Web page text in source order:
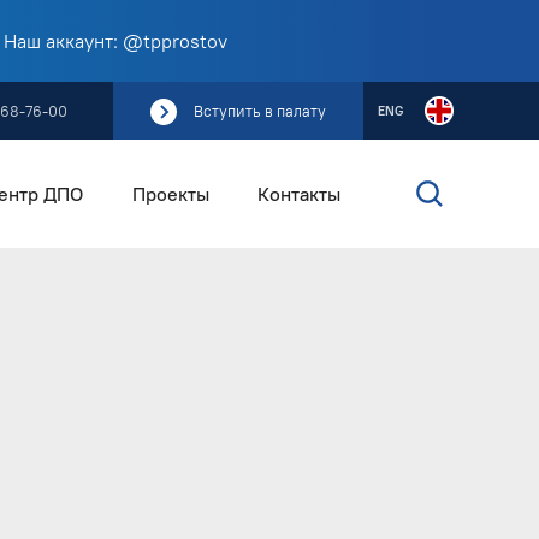
аккаунт: @tpprostov
76-00 Вступить в палату ENG
ДПО Проекты Контакты